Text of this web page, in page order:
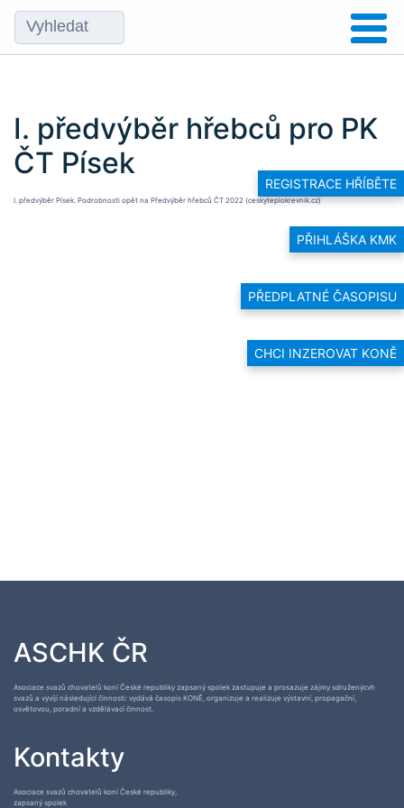
REGISTRACE HŘÍBĚTE
PŘIHLÁŠKA KMK
PŘEDPLATNÉ ČASOPISU
CHCI INZEROVAT KONĚ
I. předvýběr hřebců pro PK
ČT Písek
I. předvýběr Písek. Podrobnosti opět na Předvýběr hřebců ČT 2022 (ceskyteplokrevnik.cz)
ASCHK ČR
Asociace svazů chovatelů koní České republiky zapsaný spolek zastupuje a prosazuje zájmy sdruženýcvh
svazů a vyvíjí následující činnosti: vydává časopis KONĚ, organizuje a realizuje výstavní, propagační,
osvětovou, poradní a vzdělávací činnost.
Kontakty
Asociace svazů chovatelů koní České republiky,
zapsaný spolek